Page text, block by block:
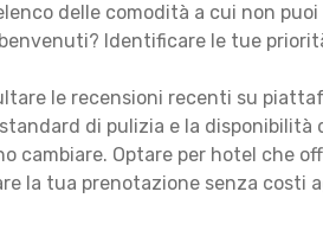
delle comodità a cui non
Identificare le tue
le recensioni recenti su
di pulizia e la
cambiare. Optare per hotel che
la tua prenotazione senza costi